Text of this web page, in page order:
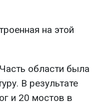
на этой
области была
В результате
и 20 мостов в